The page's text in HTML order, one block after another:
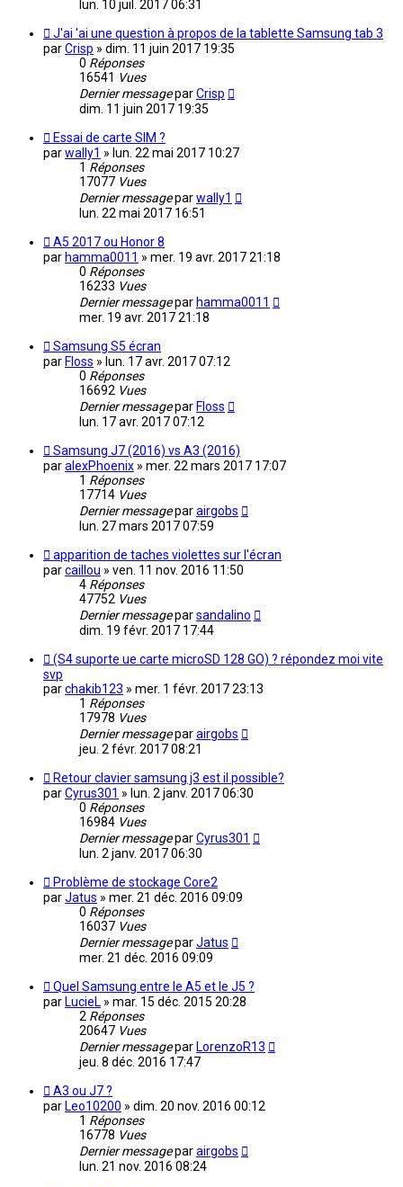
lun. 10 juil. 2017 06:31
J'ai 'ai une question à propos de la tablette Samsung tab 3
parCrisp » dim. 11 juin 2017 19:35
0 Réponses
16541 Vues
Dernier messageparCrisp
dim. 11 juin 2017 19:35
Essai de carte SIM ?
parwally1 » lun. 22 mai 2017 10:27
1 Réponses
17077 Vues
Dernier messageparwally1
lun. 22 mai 2017 16:51
A5 2017 ou Honor 8
par hamma0011 » mer. 19 avr. 2017 21:18
0 Réponses
16233 Vues
Dernier messagepar hamma0011
mer. 19 avr. 2017 21:18
Samsung S5 écran
par Floss » lun. 17 avr. 2017 07:12
0 Réponses
16692 Vues
Dernier messagepar Floss
lun. 17 avr. 2017 07:12
Samsung J7 (2016) vs A3 (2016)
paralexPhoenix » mer. 22 mars 2017 17:07
1 Réponses
17714 Vues
Dernier messageparairgobs
lun. 27 mars 2017 07:59
apparition de taches violettes sur l'écran
parcaillou » ven. 11 nov. 2016 11:50
4 Réponses
47752 Vues
Dernier messageparsandalino
dim. 19 févr. 2017 17:44
(S4 suporte ue carte microSD 128 GO) ? répondez moi vite
svp
parchakib123 » mer. 1 févr. 2017 23:13
1 Réponses
17978 Vues
Dernier messageparairgobs
jeu. 2 févr. 2017 08:21
Retour clavier samsung j3 est il possible?
parCyrus301 » lun. 2 janv. 2017 06:30
0 Réponses
16984 Vues
Dernier messageparCyrus301
lun. 2 janv. 2017 06:30
Problème de stockage Core2
parJatus » mer. 21 déc. 2016 09:09
0 Réponses
16037 Vues
Dernier messageparJatus
mer. 21 déc. 2016 09:09
Quel Samsung entre le A5 et le J5 ?
par LucieL » mar. 15 déc. 2015 20:28
2 Réponses
20647 Vues
Dernier messagepar LorenzoR13
jeu. 8 déc. 2016 17:47
A3 ou J7 ?
par Leo10200 » dim. 20 nov. 2016 00:12
1 Réponses
16778 Vues
Dernier messageparairgobs
lun. 21 nov. 2016 08:24